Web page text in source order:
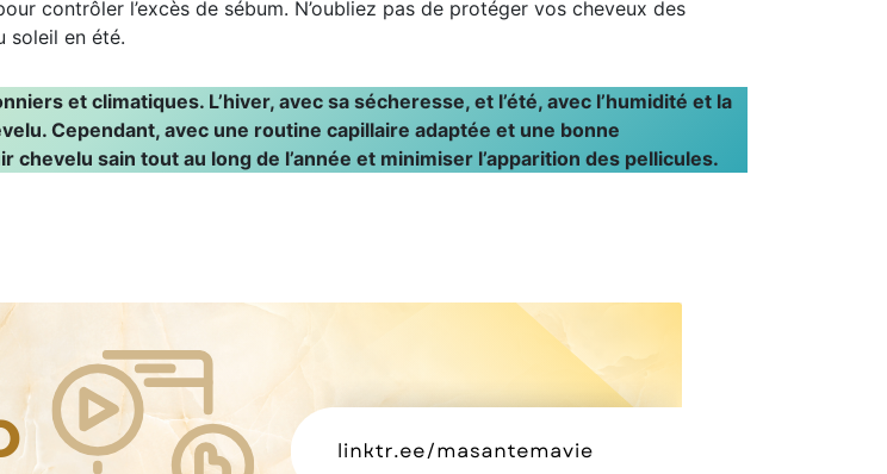
contrôler l’excès de sébum. N’oubliez pas de protéger vos cheveux des
soleil en été.
et climatiques. L’hiver, avec sa sécheresse, et l’été, avec l’humidité et la
Cependant, avec une routine capillaire adaptée et une bonne
sain tout au long de l’année et minimiser l’apparition des pellicules.